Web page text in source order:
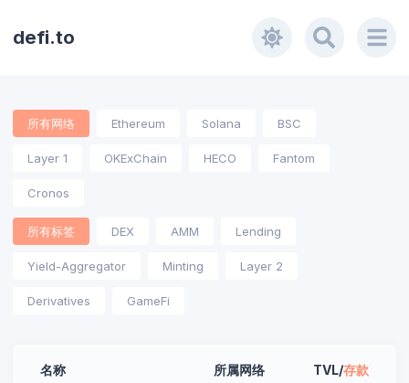
defi.to
所有网络 Ethereum Solana BSC
Layer 1 OKExChain HECO Fantom
Cronos
所有标签 DEX AMM Lending
Yield-Aggregator Minting Layer 2
Derivatives GameFi
名称 所属网络 TVL/存款